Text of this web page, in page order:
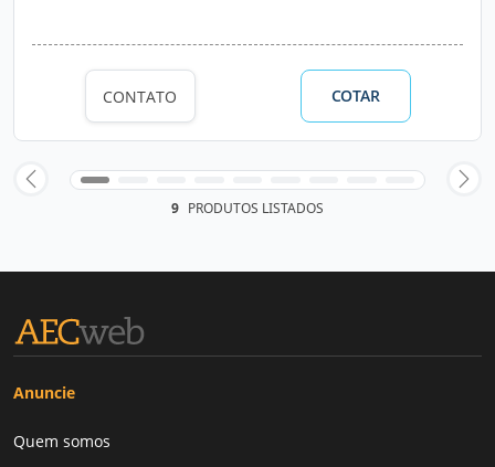
CONTATO COTAR
9 PRODUTOS LISTADOS
Anuncie
Quem somos